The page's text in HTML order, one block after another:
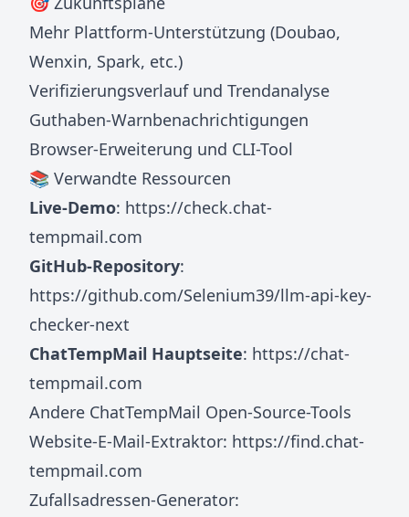
Mehr Plattform-Unterstützung (Doubao,
Wenxin, Spark, etc.)
Verifizierungsverlauf und Trendanalyse
Guthaben-Warnbenachrichtigungen
Browser-Erweiterung und CLI-Tool
📚 Verwandte Ressourcen
Live-Demo: https://check.chat-
tempmail.com
GitHub-Repository:
https://github.com/Selenium39/llm-api-key-
checker-next
ChatTempMail Hauptseite: https://chat-
tempmail.com
Andere ChatTempMail Open-Source-Tools
Website-E-Mail-Extraktor: https://find.chat-
tempmail.com
Zufallsadressen-Generator: